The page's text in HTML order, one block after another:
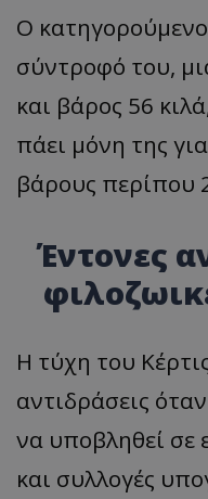
Ο
σύντροφό του,
και βάρος 56
πάει μόνη της
βάρους περίπου
Έντονες
Η τύχη του
αντιδράσεις
να υποβληθεί σε
και συλλογές